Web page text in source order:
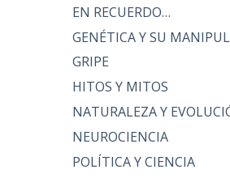
EN RECUERDO…
GENÉTICA Y SU
GRIPE
HITOS Y MITOS
NATURALEZA Y
NEUROCIENCIA
POLÍTICA Y CIENCIA